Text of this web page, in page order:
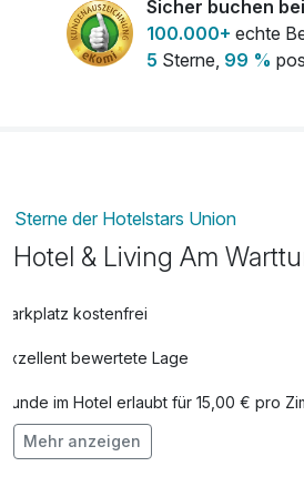
pro Nacht (1 Nacht)
Sicher buchen
100.000+ echte
5 Sterne, 99 %
Sterne der Hotelstars Union
Hotel & Living Am
Parkplatz kostenfrei
Exzellent bewertete Lage
Hunde im Hotel erlaubt für 15,00 € pro
Fahrradverleih für 15,00 € pro Stück / Tag
Mehr anzeigen